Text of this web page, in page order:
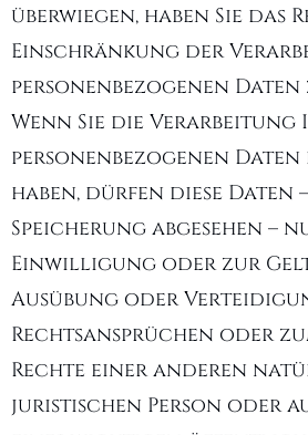
überwiegen, haben Sie das
Einschränkung der
personenbezogenen
Wenn Sie die Verarbeitung
personenbezogenen
haben, dürfen diese Daten
Speicherung abgesehen –
Einwilligung oder zur
Ausübung oder
Rechtsansprüchen oder
Rechte einer anderen
juristischen Person oder